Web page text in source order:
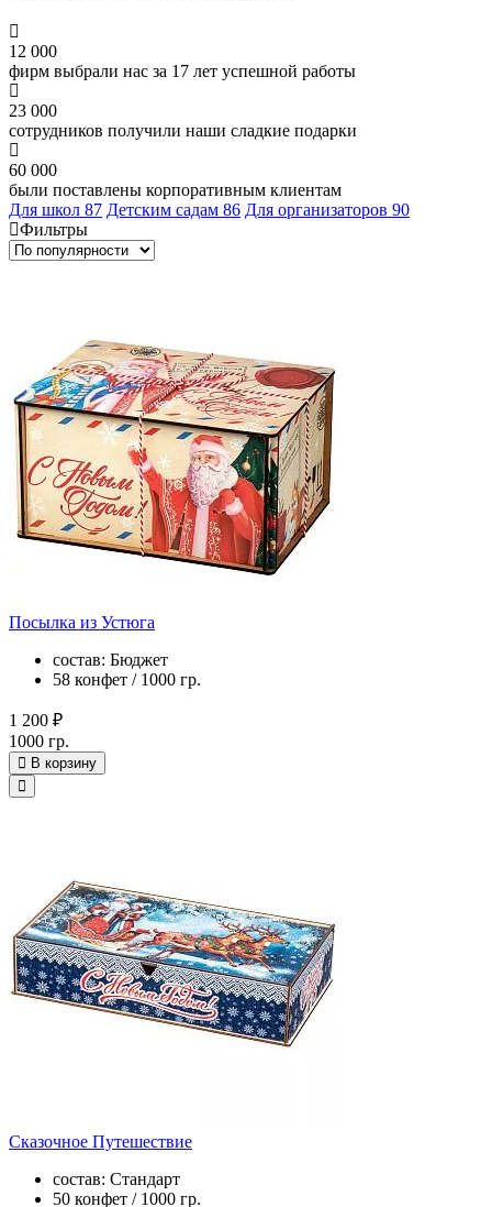
12 000
фирм выбрали нас за 17 лет успешной работы
23 000
сотрудников получили наши сладкие подарки
60 000
были поставлены корпоративным клиентам
Для школ 87 Детским садам 86 Для организаторов 90
Фильтры
Посылка из Устюга
состав: Бюджет
58 конфет / 1000 гр.
1 200 ₽
1000 гр.
В корзину
Сказочное Путешествие
состав: Стандарт
50 конфет / 1000 гр.